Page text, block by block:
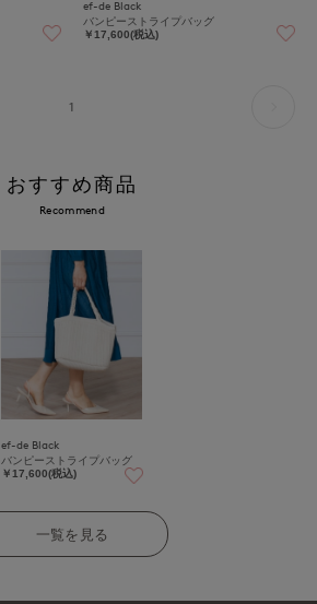
ef-de Black
バンピーストライプバッグ
￥17,600(税込)
1
おすすめ商品
Recommend
ef-de Black
バンピーストライプバッグ
￥17,600(税込)
一覧を見る